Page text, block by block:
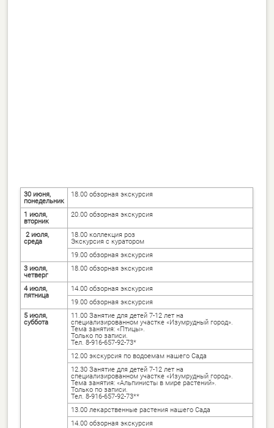
30 июня,
понедельник
18.00 обзорная экскурсия
1 июля,
вторник
20.00 обзорная экскурсия
2 июля,
среда
18.00 коллекция роз
Экскурсия с куратором
19.00 обзорная экскурсия
3 июля,
четверг
18.00 обзорная экскурсия
4 июля,
пятница
14.00 обзорная экскурсия
19.00 обзорная экскурсия
5 июля,
суббота
11.00 Занятие для детей 7-12 лет на
специализированном участке «Изумрудный город».
Тема занятия: «Птицы».
Только по записи.
Тел. 8-916-657-92-73*
12.00 экскурсия по водоемам нашего Сада
12.30 Занятие для детей 7-12 лет на
специализированном участке «Изумрудный город».
Тема занятия: «Альпинисты в мире растений».
Только по записи.
Тел. 8-916-657-92-73**
13.00 лекарственные растения нашего Сада
14.00 обзорная экскурсия